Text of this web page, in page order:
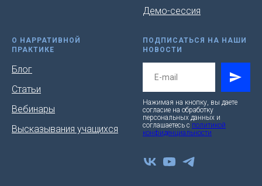
Демо-сессия
О НАРРАТИВНОЙ
ПРАКТИКЕ
Блог
Статьи
Вебинары
Высказывания учащихся
ПОДПИСАТЬСЯ НА НАШИ
НОВОСТИ
Нажимая на кнопку, вы даете
согласие на обработку
персональных данных и
соглашаетесь c политикой
конфиденциальности